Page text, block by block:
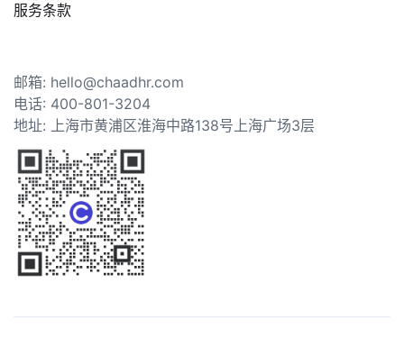
服务条款
邮箱: hello@chaadhr.com
电话: 400-801-3204
地址: 上海市黄浦区淮海中路138号上海广场3层